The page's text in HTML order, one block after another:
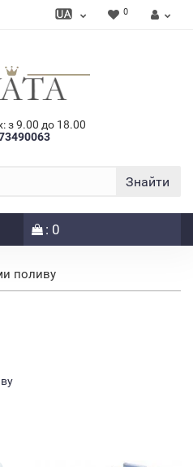
0
з 9.00 до 18.00
Знайти
: 0
поливу